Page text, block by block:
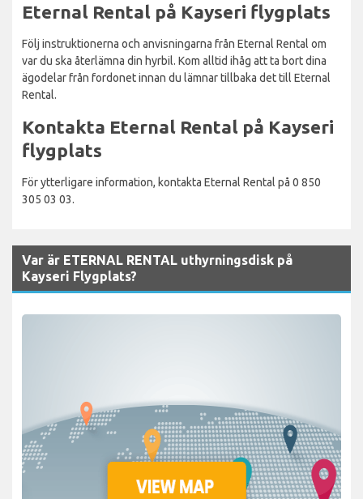
Eternal Rental på Kayseri flygplats
Följ instruktionerna och anvisningarna från Eternal Rental om
var du ska återlämna din hyrbil. Kom alltid ihåg att ta bort dina
ägodelar från fordonet innan du lämnar tillbaka det till Eternal
Rental.
Kontakta Eternal Rental på Kayseri
flygplats
För ytterligare information, kontakta Eternal Rental på 0 850
305 03 03.
Var är ETERNAL RENTAL uthyrningsdisk på
Kayseri Flygplats?